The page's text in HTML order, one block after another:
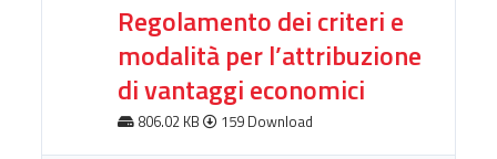
Regolamento dei criteri e
modalità per l’attribuzione
di vantaggi economici
806.02 KB 159 Download